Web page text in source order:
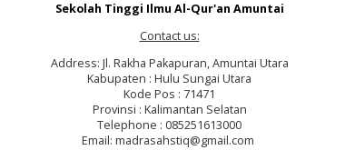
Sekolah Tinggi Ilmu Al-Qur'an Amuntai
Contact us:
Address: Jl. Rakha Pakapuran, Amuntai Utara
Kabupaten : Hulu Sungai Utara
Kode Pos : 71471
Provinsi : Kalimantan Selatan
Telephone : 085251613000
Email: madrasahstiq@gmail.com